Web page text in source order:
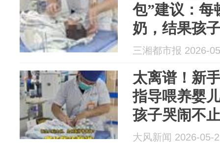
包”建议：每
奶，结果孩
了才睡；医
三湘都市报 2026-
太离谱！新
指导喂养婴
孩子哭闹不
着……医生都
大风新闻 2026-05-